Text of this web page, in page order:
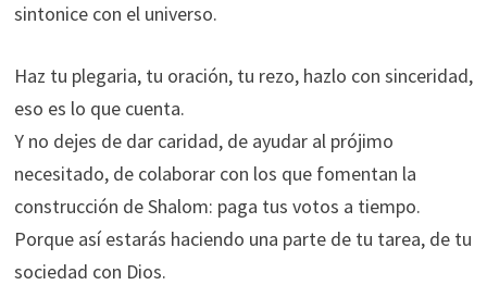
sintonice con el universo.
Haz tu plegaria, tu oración, tu rezo, hazlo con sinceridad,
eso es lo que cuenta.
Y no dejes de dar caridad, de ayudar al prójimo
necesitado, de colaborar con los que fomentan la
construcción de Shalom: paga tus votos a tiempo.
Porque así estarás haciendo una parte de tu tarea, de tu
sociedad con Dios.